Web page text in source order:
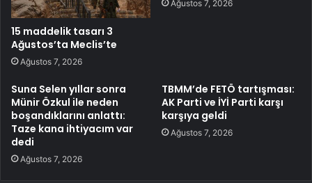
15 maddelik tasarı 3
Ağustos’ta Meclis’te
Ağustos 7, 2026
Ağustos 7, 2026
Suna Selen yıllar sonra
Münir Özkul ile neden
boşandıklarını anlattı:
Taze kana ihtiyacım var
dedi
Ağustos 7, 2026
TBMM’de FETÖ tartışması:
AK Parti ve İYİ Parti karşı
karşıya geldi
Ağustos 7, 2026